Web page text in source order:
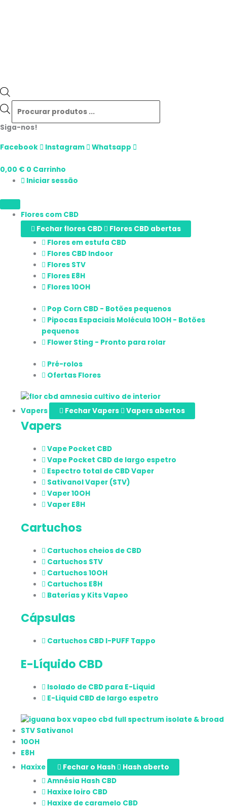
Siga-nos!
Facebook Instagram Whatsapp
0,00 € 0 Carrinho
Iniciar sessão
Flores com CBD
Fechar flores CBD
Flores CBD abertas
Flores em estufa CBD
Flores CBD Indoor
Flores STV
Flores E8H
Flores 10OH
Pop Corn CBD - Botões pequenos
Pipocas Espaciais Molécula 10OH - Botões
pequenos
Flower Sting - Pronto para rolar
Pré-rolos
Ofertas Flores
Vapers Fechar Vapers Vapers abertos
Vapers
Vape Pocket CBD
Vape Pocket CBD de largo espetro
Espectro total de CBD Vaper
Sativanol Vaper (STV)
Vaper 10OH
Vaper E8H
Cartuchos
Cartuchos cheios de CBD
Cartuchos STV
Cartuchos 10OH
Cartuchos E8H
Baterías y Kits Vapeo
Cápsulas
Cartuchos CBD I-PUFF Tappo
E-Líquido CBD
Isolado de CBD para E-Liquid
E-Liquid CBD de largo espetro
STV Sativanol
10OH
E8H
Haxixe
Fechar o Hash
Hash aberto
Amnésia Hash CBD
Haxixe loiro CBD
Haxixe de caramelo CBD